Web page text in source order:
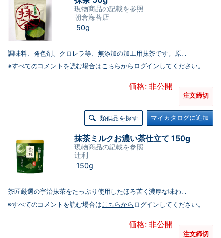
現物商品の記載を参照
朝倉海苔店
50g
調味料、発色剤、クロレラ等、無添加の加工用抹茶です。原...
※すべてのコメントを読む場合はこちらから ログインしてください。
価格: 非公開
注文締切
類似品を探す マイカタログに追加
抹茶ミルクお濃い茶仕立て 150g
現物商品の記載を参照
辻利
150g
茶匠厳選の宇治抹茶をたっぷり使用したほろ苦く濃厚な味わ...
※すべてのコメントを読む場合はこちらから ログインしてください。
価格: 非公開
注文締切